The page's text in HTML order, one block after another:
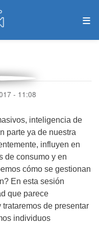
- 11:08
inteligencia de
parte ya de nuestra
influyen en
de consumo y en
cómo se gestionan
En esta sesión
que parece
de presentar
individuos